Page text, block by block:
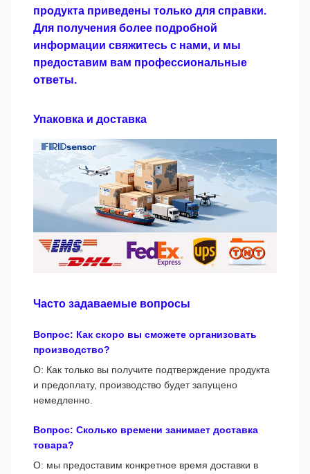
продукта приведены только для справки.
Для получения более подробной
информации свяжитесь с нами, и мы
предоставим вам профессиональные
ответы.
Упаковка и доставка
Часто задаваемые вопросы
Вопрос: Как скоро вы сможете организовать
производство?
О: Как только вы получите подтверждение продукта
и предоплату, производство будет запущено
немедленно.
Вопрос: Сколько времени занимает доставка
товара?
О: мы предоставим конкретное время доставки в